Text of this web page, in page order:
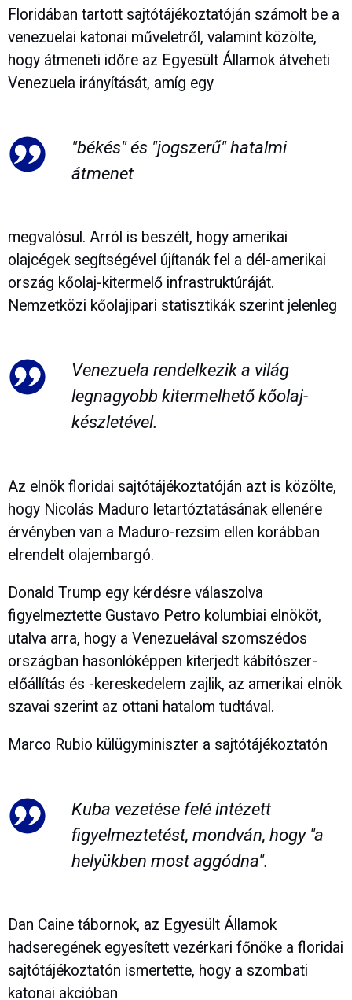
Floridában tartott sajtótájékoztatóján számolt be a
venezuelai katonai műveletről, valamint közölte,
hogy átmeneti időre az Egyesült Államok átveheti
Venezuela irányítását, amíg egy
"békés" és "jogszerű" hatalmi
átmenet
megvalósul. Arról is beszélt, hogy amerikai
olajcégek segítségével újítanák fel a dél-amerikai
ország kőolaj-kitermelő infrastruktúráját.
Nemzetközi kőolajipari statisztikák szerint jelenleg
Venezuela rendelkezik a világ
legnagyobb kitermelhető kőolaj-
készletével.
Az elnök floridai sajtótájékoztatóján azt is közölte,
hogy Nicolás Maduro letartóztatásának ellenére
érvényben van a Maduro-rezsim ellen korábban
elrendelt olajembargó.
Donald Trump egy kérdésre válaszolva
figyelmeztette Gustavo Petro kolumbiai elnököt,
utalva arra, hogy a Venezuelával szomszédos
országban hasonlóképpen kiterjedt kábítószer-
előállítás és -kereskedelem zajlik, az amerikai elnök
szavai szerint az ottani hatalom tudtával.
Marco Rubio külügyminiszter a sajtótájékoztatón
Kuba vezetése felé intézett
figyelmeztetést, mondván, hogy "a
helyükben most aggódna".
Dan Caine tábornok, az Egyesült Államok
hadseregének egyesített vezérkari főnöke a floridai
sajtótájékoztatón ismertette, hogy a szombati
katonai akcióban